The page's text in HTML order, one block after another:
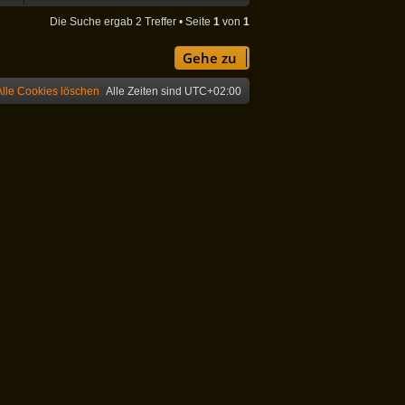
Die Suche ergab 2 Treffer • Seite 1 von 1
Gehe zu
Alle Zeiten sind UTC+02:00
Cookies löschen